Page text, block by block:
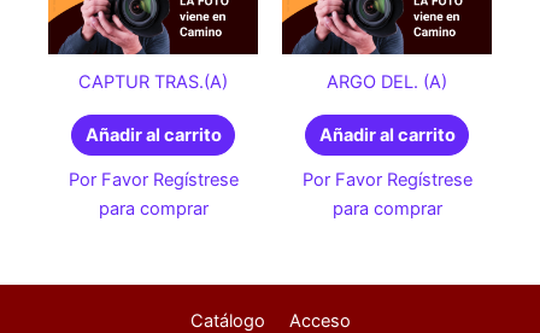
CAPTUR TRAS.(A)
Añadir al carrito
Por Favor Regístrese
para comprar
ARGO DEL. (A)
Añadir al carrito
Por Favor Regístrese
para comprar
Catálogo Acceso